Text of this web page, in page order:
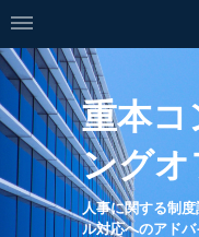
重本コ
ングオ
人事に関する制
ル対応へのアド